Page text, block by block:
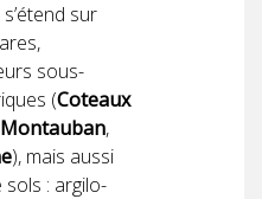
sur
sous-
(Coteaux
,
), mais aussi
: argilo-